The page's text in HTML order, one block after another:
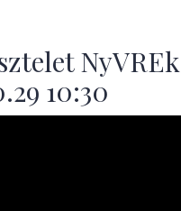
NyVREk
10:30